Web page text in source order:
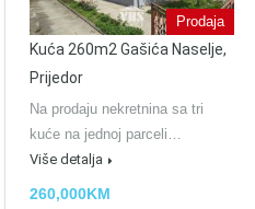
Prodaja
Kuća 260m2 Gašića Naselje,
Prijedor
Na prodaju nekretnina sa tri
kuće na jednoj parceli…
Više detalja
260,000KM